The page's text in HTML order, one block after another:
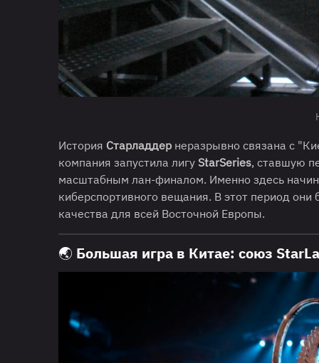
История Старладдер неразрывно связана с
компания запустила лигу StarSeries, ставшую
масштабным лан-финалом. Именно здесь
киберспортивного вещания. В этот период
качества для всей Восточной Европы.
🌏 Большая игра в Китае: союз